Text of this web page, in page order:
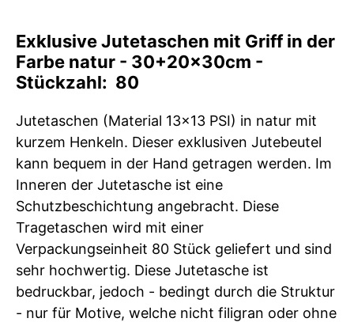
Exklusive Jutetaschen mit Griff in der
Farbe natur - 30+20x30cm -
Stückzahl: 80
Jutetaschen (Material 13x13 PSI) in natur mit
kurzem Henkeln. Dieser exklusiven Jutebeutel
kann bequem in der Hand getragen werden. Im
Inneren der Jutetasche ist eine
Schutzbeschichtung angebracht. Diese
Tragetaschen wird mit einer
Verpackungseinheit 80 Stück geliefert und sind
sehr hochwertig. Diese Jutetasche ist
bedruckbar, jedoch - bedingt durch die Struktur
- nur für Motive, welche nicht filigran oder ohne